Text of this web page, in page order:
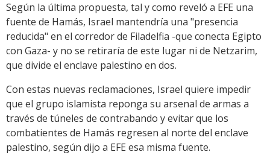
Según la última propuesta, tal y como reveló a EFE una
fuente de Hamás, Israel mantendría una "presencia
reducida" en el corredor de Filadelfia -que conecta Egipto
con Gaza- y no se retiraría de este lugar ni de Netzarim,
que divide el enclave palestino en dos.
Con estas nuevas reclamaciones, Israel quiere impedir
que el grupo islamista reponga su arsenal de armas a
través de túneles de contrabando y evitar que los
combatientes de Hamás regresen al norte del enclave
palestino, según dijo a EFE esa misma fuente.